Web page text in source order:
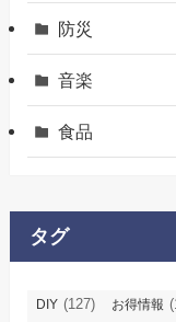
防災
音楽
食品
タグ
DIY (127) お得情報